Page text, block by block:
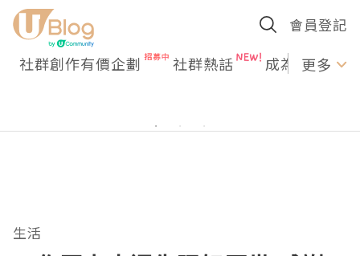
會員登記
社群創作有價企劃 社群熱話 成為U更多
生活